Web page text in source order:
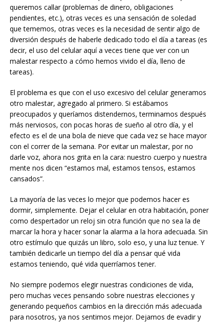
queremos callar (problemas de dinero, obligaciones
pendientes, etc.), otras veces es una sensación de soledad
que tememos, otras veces es la necesidad de sentir algo de
diversión después de haberle dedicado todo el día a tareas (es
decir, el uso del celular aquí a veces tiene que ver con un
malestar respecto a cómo hemos vivido el día, lleno de
tareas).
El problema es que con el uso excesivo del celular generamos
otro malestar, agregado al primero. Si estábamos
preocupados y queríamos distendernos, terminamos después
más nerviosos, con pocas horas de sueño al otro día, y el
efecto es el de una bola de nieve que cada vez se hace mayor
con el correr de la semana. Por evitar un malestar, por no
darle voz, ahora nos grita en la cara: nuestro cuerpo y nuestra
mente nos dicen “estamos mal, estamos tensos, estamos
cansados”.
La mayoría de las veces lo mejor que podemos hacer es
dormir, simplemente. Dejar el celular en otra habitación, poner
como despertador un reloj sin otra función que no sea la de
marcar la hora y hacer sonar la alarma a la hora adecuada. Sin
otro estímulo que quizás un libro, solo eso, y una luz tenue. Y
también dedicarle un tiempo del día a pensar qué vida
estamos teniendo, qué vida querríamos tener.
No siempre podemos elegir nuestras condiciones de vida,
pero muchas veces pensando sobre nuestras elecciones y
generando pequeños cambios en la dirección más adecuada
para nosotros, ya nos sentimos mejor. Dejamos de evadir y